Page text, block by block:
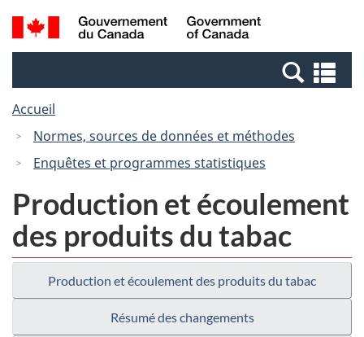
Passer
au
Passer
à
Canada
Recherche
et
et
Accueil
Normes, sources de données et méthodes
Enquêtes et programmes statistiques
Production et écoulement
des produits du tabac
Production et écoulement des produits du tabac
Résumé des changements